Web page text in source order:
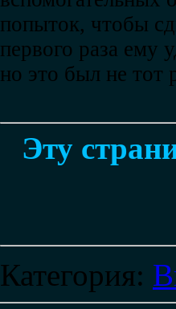
попыток, чтобы
первого раза ему
но это был не тот
Эту
Категория: